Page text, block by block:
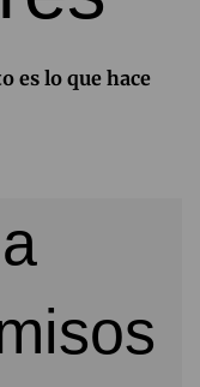
es lo que hace